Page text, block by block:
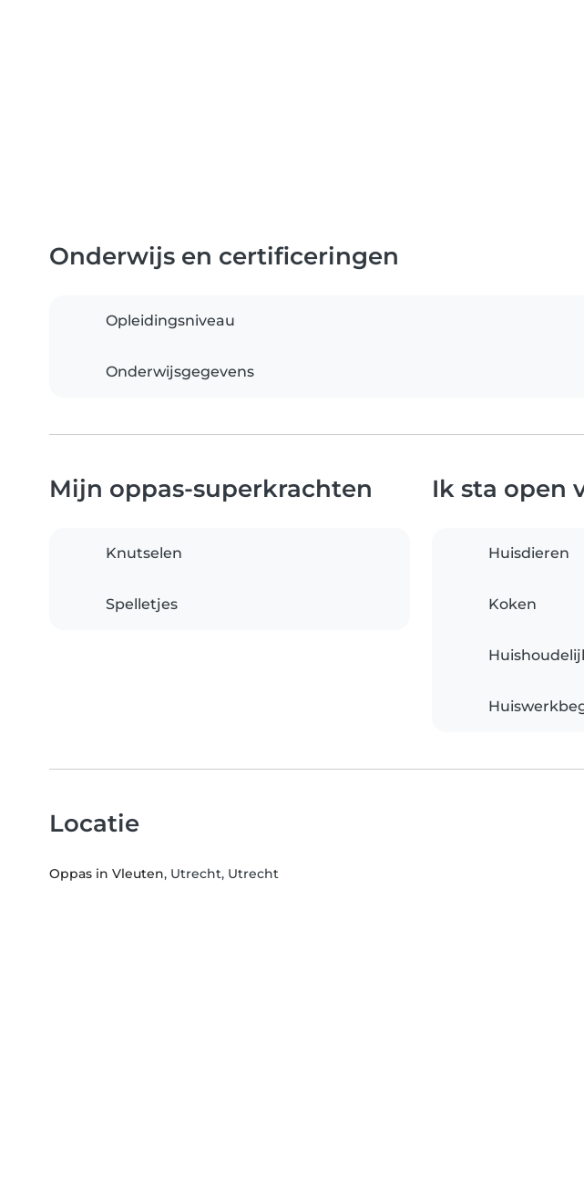
Onderwijs en certificeringen
Opleidingsniveau
Onderwijsgegevens
Mijn oppas-superkrachten
Knutselen
Spelletjes
Ik sta open
Huisdieren
Koken
Locatie
Oppas in Vleuten, Utrecht, Utrecht